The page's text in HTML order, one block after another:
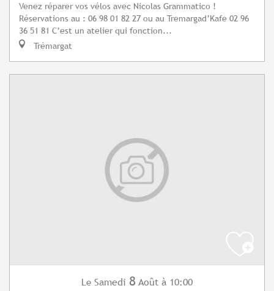
Venez réparer vos vélos avec Nicolas Grammatico !
Réservations au : 06 98 01 82 27 ou au Tremargad’Kafe 02 96
36 51 81 C’est un atelier qui fonction...
Trémargat
Le Samedi 8 Août à 10:00